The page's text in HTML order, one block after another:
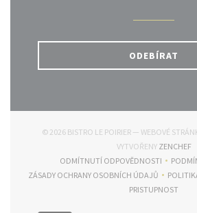
ODEBÍRAT
© 2026 BISTRO LE POIRIER — WEBOVÉ
VYTVOŘENY ZENCHEF
ODMÍTNUTÍ ODPOVĚDNOSTI
((OTEVŘE SE V NOVÉM
ZÁSADY OCHRANY OSOBNÍCH ÚDAJŮ
((OTEVŘE SE V NOVÉM
PRISTUPNOST
((OTEVŘE